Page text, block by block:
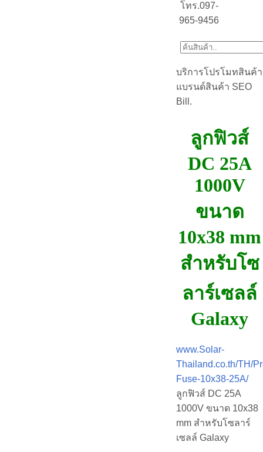
โทร.097-
965-9456
บริการโปรโมทสินค้า
แบรนด์สินค้า SEO
Bill.
ลูกฟิวส์
DC 25A
1000V
ขนาด
10x38 mm
สำหรับโซ
ลาร์เซลล์
Galaxy
www.Solar-
Thailand.co.th/TH/
Fuse-10x38-25A/
ลูกฟิวส์ DC 25A
1000V ขนาด 10x38
mm สำหรับโซลาร์
เซลล์ Galaxy